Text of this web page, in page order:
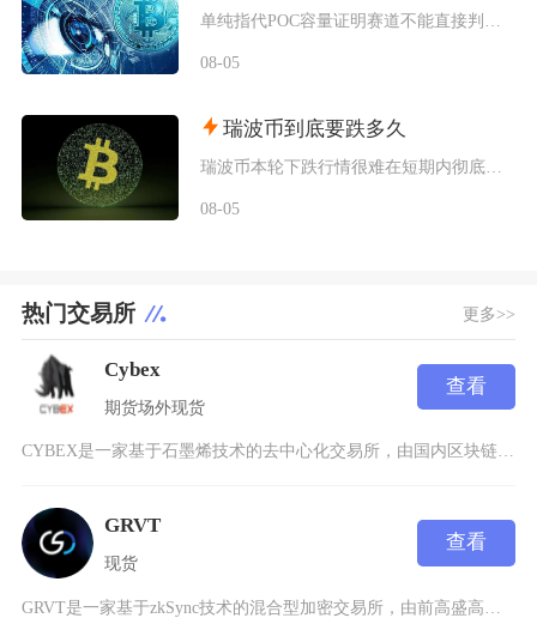
08-05
瑞波币到底要跌多久
08-05
热门交易所 更多>>
Cybex
期货场外现货
查看
CYBEX是一家基于石墨烯技术的去中心化交易所，由国内区块链领域知名人士“暴走恭亲王”龚鸣
GRVT
现货
查看